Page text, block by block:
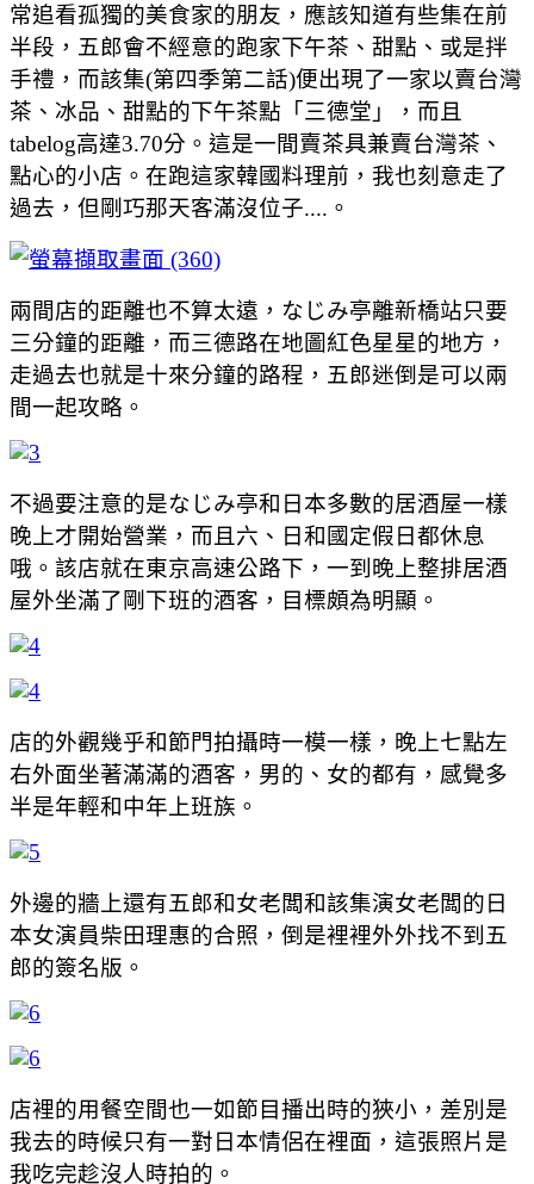
常追看孤獨的美食家的朋友，應該知道有些集在前
半段，五郎會不經意的跑家下午茶、甜點、或是拌
手禮，而該集(第四季第二話)便出現了一家以賣台灣
茶、冰品、甜點的下午茶點「三德堂」，而且
tabelog高達3.70分。這是一間賣茶具兼賣台灣茶、
點心的小店。在跑這家韓國料理前，我也刻意走了
過去，但剛巧那天客滿沒位子....。
兩間店的距離也不算太遠，なじみ亭離新橋站只要
三分鐘的距離，而三德路在地圖紅色星星的地方，
走過去也就是十來分鐘的路程，五郎迷倒是可以兩
間一起攻略。
不過要注意的是なじみ亭和日本多數的居酒屋一樣
晚上才開始營業，而且六、日和國定假日都休息
哦。該店就在東京高速公路下，一到晚上整排居酒
屋外坐滿了剛下班的酒客，目標頗為明顯。
店的外觀幾乎和節門拍攝時一模一樣，晚上七點左
右外面坐著滿滿的酒客，男的、女的都有，感覺多
半是年輕和中年上班族。
外邊的牆上還有五郎和女老闆和該集演女老闆的日
本女演員柴田理惠的合照，倒是裡裡外外找不到五
郎的簽名版。
店裡的用餐空間也一如節目播出時的狹小，差別是
我去的時候只有一對日本情侶在裡面，這張照片是
我吃完趁沒人時拍的。